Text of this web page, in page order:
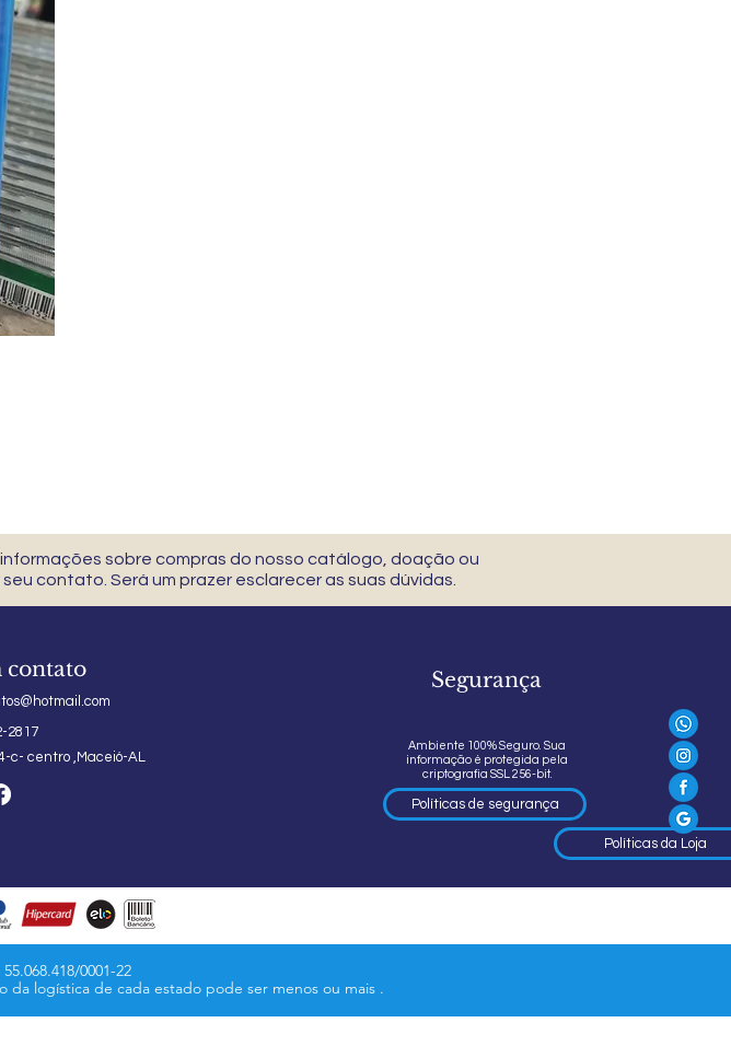
sobre compras do nosso catálogo, doação ou
contato. Será um prazer esclarecer as suas dúvidas.
contato
2817
c- centro ,Maceió-AL
Segurança
Ambiente 100% Seguro. Sua
informação é protegida pela
criptografia SSL 256-bit.
Políticas de segurança
Políticas da Loja
55.068.418/0001-22
da logística de cada estado pode ser menos ou mais .